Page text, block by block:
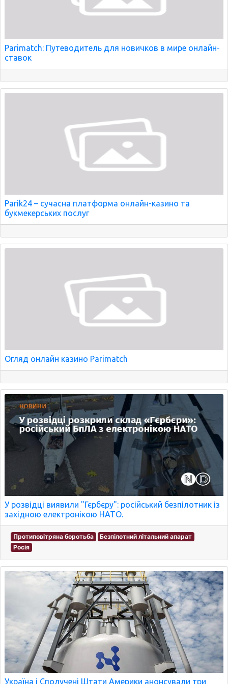
Parimatch: Путеводитель для новичков в мире онлайн-
ставок
Parik24 – сучасна платформа онлайн-казино та
букмекерських послуг
Огляд онлайн казино Parimatch
У розвідці виявили "Гєрбєру": російський безпілотник із
західною електронікою НАТО.
Протиповітряна боротьба
Безпілотний літальний апарат
Росія
Україна і Сполучені Штати Америки анонсували три